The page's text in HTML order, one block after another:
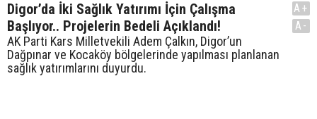
Digor’da İki Sağlık Yatırımı İçin Çalışma
Başlıyor.. Projelerin Bedeli Açıklandı!
AK Parti Kars Milletvekili Adem Çalkın, Digor’un
Dağpınar ve Kocaköy bölgelerinde yapılması planlanan
sağlık yatırımlarını duyurdu.
A+
A-